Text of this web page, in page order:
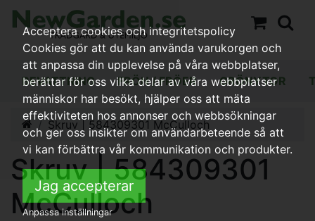
BEVATTNING FRÖN / FRÖER GRÖNYTOR
Skruv | 584309301 McCulloch
Skruv | 584309301
McCulloch
Acceptera cookies och integritetspolicy
Cookies gör att du kan använda varukorgen och
att anpassa din upplevelse på våra webbplatser,
berättar för oss vilka delar av våra webbplatser
människor har besökt, hjälper oss att mäta
effektiviteten hos annonser och webbsökningar
och ger oss insikter om användarbeteende så att
vi kan förbättra vår kommunikation och produkter.
Jag accepterar
Anpassa inställningar